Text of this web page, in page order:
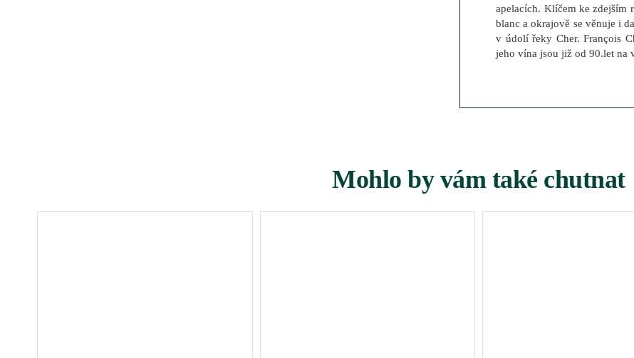
apelacích. Klíčem ke zdejším
blanc a okrajově se věnuje i
v údolí řeky Cher. François
jeho vína jsou již od 90.let na
Mohlo by vám také chutnat